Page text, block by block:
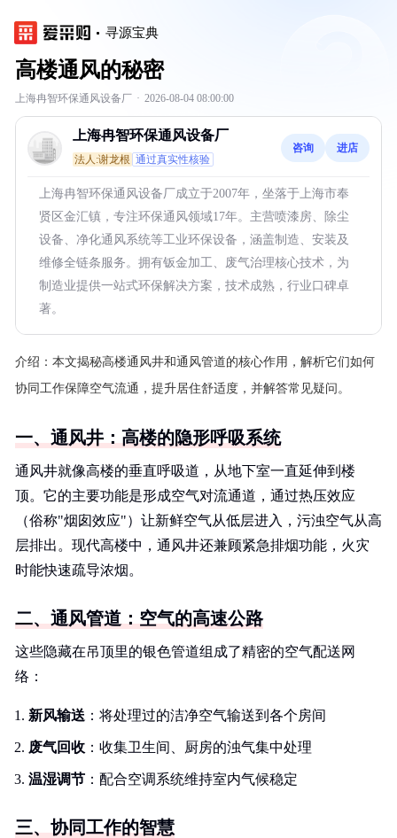
寻源宝典
高楼通风的秘密
上海冉智环保通风设备厂 · 2026-08-04 08:00:00
上海冉智环保通风设备厂
法人:谢龙根 通过真实性核验
咨询 进店
上海冉智环保通风设备厂成立于2007年，坐落于上海市奉
贤区金汇镇，专注环保通风领域17年。主营喷漆房、除尘
设备、净化通风系统等工业环保设备，涵盖制造、安装及
维修全链条服务。拥有钣金加工、废气治理核心技术，为
制造业提供一站式环保解决方案，技术成熟，行业口碑卓
著。
介绍： 本文揭秘高楼通风井和通风管道的核心作用，解析它们如何
协同工作保障空气流通，提升居住舒适度，并解答常见疑问。
一、通风井：高楼的隐形呼吸系统
通风井就像高楼的垂直呼吸道，从地下室一直延伸到楼
顶。它的主要功能是形成空气对流通道，通过热压效应
（俗称"烟囱效应"）让新鲜空气从低层进入，污浊空气从高
层排出。现代高楼中，通风井还兼顾紧急排烟功能，火灾
时能快速疏导浓烟。
二、通风管道：空气的高速公路
这些隐藏在吊顶里的银色管道组成了精密的空气配送网
络：
新风输送 ：将处理过的洁净空气输送到各个房间
废气回收 ：收集卫生间、厨房的浊气集中处理
温湿调节 ：配合空调系统维持室内气候稳定
三、协同工作的智慧